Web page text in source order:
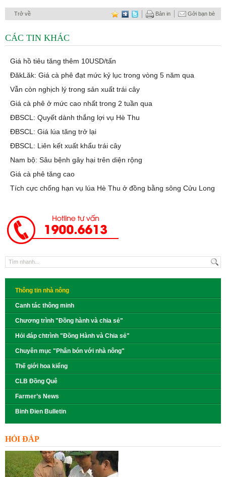
Trở về Gởi bạn bè
Bản in
CÁC TIN KHÁC
Giá hồ tiêu tăng thêm 10USD/tấn
ĐăkLăk: Giá cà phê đạt mức kỷ lục trong vòng 5 năm qua
Vẫn còn nghịch lý trong sản xuất trái cây
Giá cà phê ở mức cao nhất trong 2 tuần qua
ĐBSCL: Quyết dành thắng lợi vụ Hè Thu
ĐBSCL: Giá lúa tăng trở lại
ĐBSCL: Liên kết xuất khẩu trái cây
Nam bộ: Sâu bệnh gây hại trên diện rộng
Giá cà phê tăng cao
Tích cực chống hạn vụ lúa Hè Thu ở đồng bằng sông Cửu Long
Thông tin nhà nông
Canh tác thông minh
Chương trình "Đồng hành và chia sẻ"
Hỏi đáp chtrình "Đồng Hành và Chia sẻ"
Chuyên mục "Phân bón với nhà nông"
Thế giới hoa kiểng
CLB Đồng Quê
Farmer’s News
Binh Đien Bulletin
HỎI ĐÁP